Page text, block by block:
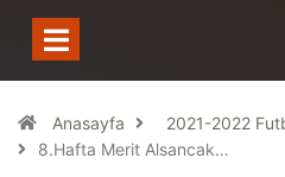
Anasayfa
2021-2022
8.Hafta Merit Alsancak…